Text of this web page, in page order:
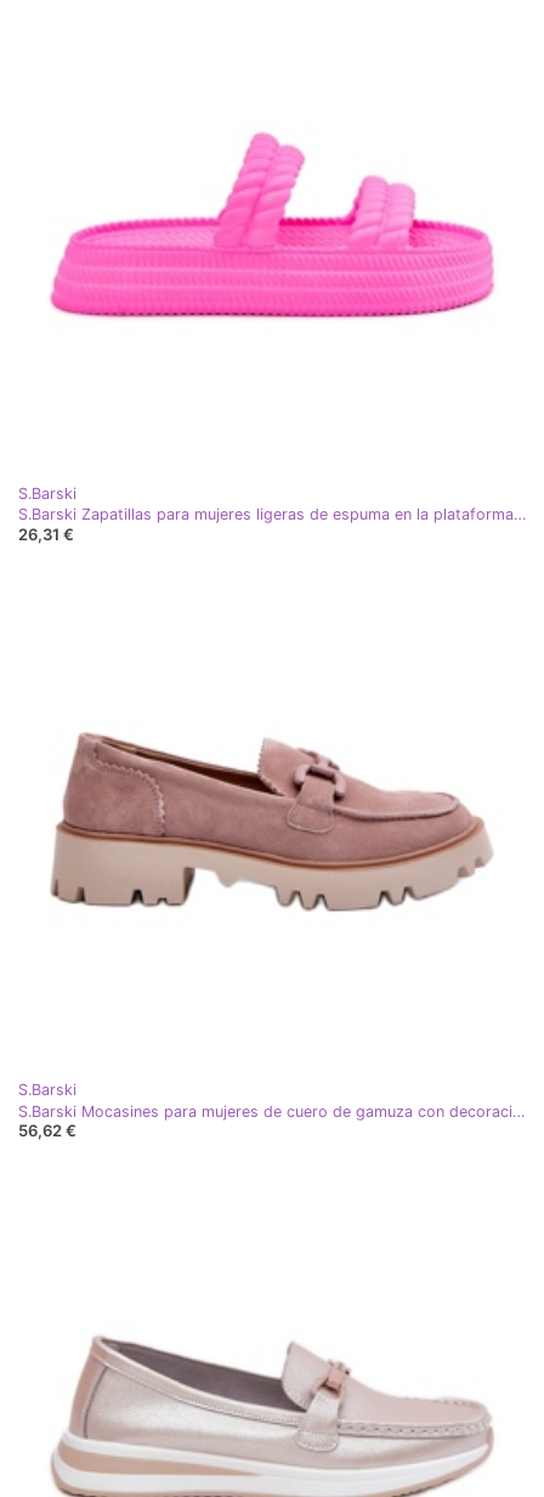
S.Barski
S.Barski Zapatillas para mujeres ligeras de espuma en la plataforma S. Barski Zk51-001 Fuchsia rosa
26,31 €
S.Barski
S.Barski Mocasines para mujeres de cuero de gamuza con decoración TW117 rosa
56,62 €